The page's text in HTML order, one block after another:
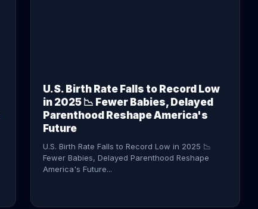
U.S. Birth Rate Falls to Record Low
in 2025 📉 Fewer Babies, Delayed
Parenthood Reshape America's
Future
U.S. Birth Rate Falls to Record Low in 2025 📉
Fewer Babies, Delayed Parenthood Reshape
America's Future...